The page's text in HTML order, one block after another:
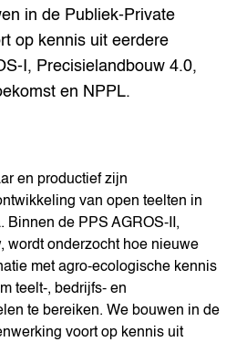
in de Publiek-Private
op kennis uit eerdere
I, Precisielandbouw 4.0,
en NPPL.
en productief zijn
van open teelten in
Binnen de PPS AGROS-II,
wordt onderzocht hoe nieuwe
met agro-ecologische kennis
teelt-, bedrijfs- en
te bereiken. We bouwen in de
voort op kennis uit